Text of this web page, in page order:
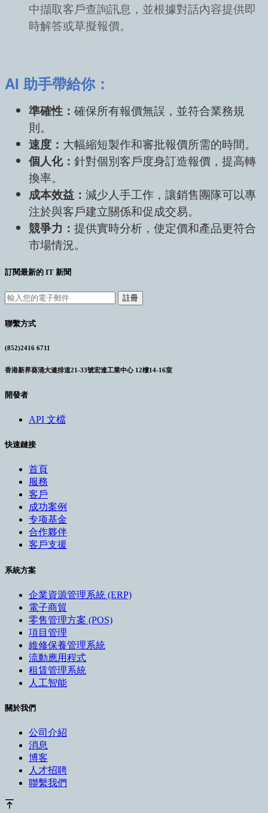
中擷取客戶查詢訊息，並根據對話內容提供即
時解答或草擬報價。
AI 助手帶給你：
準確性： 確保所有報價無誤，並符合業務規
則。
速度： 大幅縮短製作和審批報價所需的時間。
個人化： 針對個別客戶度身訂造報價，提高轉
換率。
成本效益： 減少人手工作，讓銷售團隊可以專
注於與客戶建立關係和促成交易。
競爭力： 提供實時分析，使定價和產品更符合
市場情況。
訂閱最新的 IT 新聞
註冊
聯繫方式
(852)2416 6711
香港新界葵涌大連排道21-33號宏達工業中心 12樓14-16室
開發者
API 文檔
快速鏈接
首頁
服務
客戶
成功案例
专项基金
合作夥伴
客戶支援
系統方案
企業資源管理系統 (ERP)
電子商貿
零售管理方案 (POS)
項目管理
維修保養管理系統
流動應用程式
租賃管理系統
人工智能
關於我們
公司介紹
消息
博客
人才招聘
聯繫我們